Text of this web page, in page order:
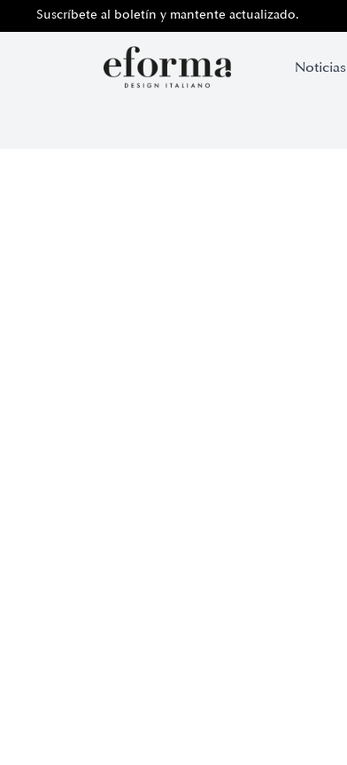
Suscríbete al boletín y mantente actualizado.
Noticias